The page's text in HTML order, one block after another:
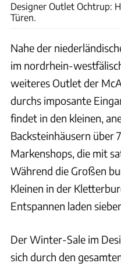
Designer Outlet Ochtrup:
Türen.
Nahe der
im nordrhein-
weiteres Outlet der
durchs imposante
findet in den kleinen,
Backsteinhäusern über
Markenshops, die mit
Während die Großen
Kleinen in der
Entspannen laden
Der Winter-Sale im
sich durch den